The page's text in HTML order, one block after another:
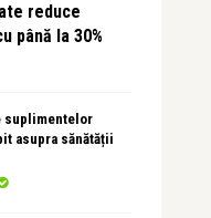
reduce
până la 30%
suplimentelor
asupra sănătății